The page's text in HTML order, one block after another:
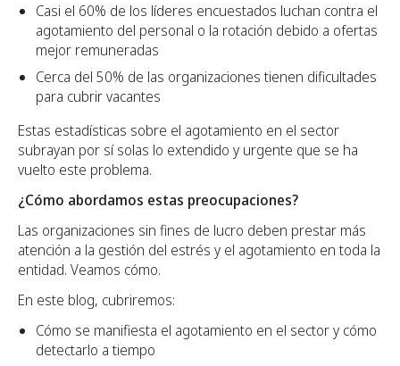
Casi el 60% de los líderes encuestados luchan contra el
agotamiento del personal o la rotación debido a ofertas
mejor remuneradas
Cerca del 50% de las organizaciones tienen dificultades
para cubrir vacantes
Estas estadísticas sobre el agotamiento en el sector
subrayan por sí solas lo extendido y urgente que se ha
vuelto este problema.
¿Cómo abordamos estas preocupaciones?
Las organizaciones sin fines de lucro deben prestar más
atención a la gestión del estrés y el agotamiento en toda la
entidad. Veamos cómo.
En este blog, cubriremos:
Cómo se manifiesta el agotamiento en el sector y cómo
detectarlo a tiempo